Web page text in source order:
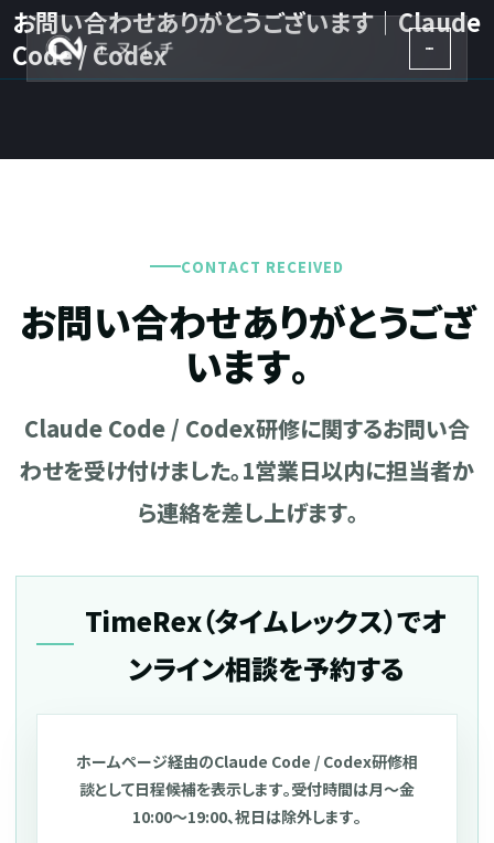
株式会社エヌイチ
お問い合わせありがとうございます｜Claude
Code / Codex
CONTACT RECEIVED
お問い合わせありがとうござ
います。
Claude Code / Codex研修に関するお問い合
わせを受け付けました。1営業日以内に担当者か
ら連絡を差し上げます。
TimeRex（タイムレックス）でオ
ンライン相談を予約する
ホームページ経由のClaude Code / Codex研修相
談として日程候補を表示します。受付時間は月〜金
10:00〜19:00、祝日は除外します。